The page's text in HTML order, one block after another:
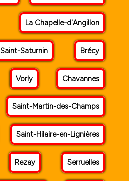
La Chapelle-d'Angillon
Saint-Saturnin Brécy
Vorly Chavannes
Saint-Martin-des-Champs
Saint-Hilaire-en-Lignières
Rezay Serruelles